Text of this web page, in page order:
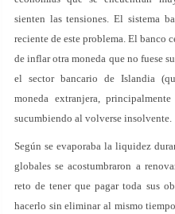
sienten las tensiones. El sistema
reciente de este problema. El banco
de inflar otra moneda que no fuese
el sector bancario de Islandia
moneda extranjera,
sucumbiendo al volverse insolvente.
Según se evaporaba la liquidez
globales se acostumbraron a
reto de tener que pagar toda sus
hacerlo sin eliminar al mismo